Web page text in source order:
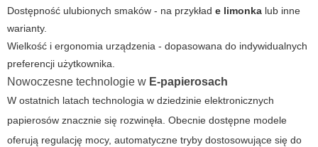
Dostępność ulubionych smaków - na przykład e limonka lub inne
warianty.
Wielkość i ergonomia urządzenia - dopasowana do indywidualnych
preferencji użytkownika.
Nowoczesne technologie w E-papierosach
W ostatnich latach technologia w dziedzinie elektronicznych
papierosów znacznie się rozwinęła. Obecnie dostępne modele
oferują regulację mocy, automatyczne tryby dostosowujące się do